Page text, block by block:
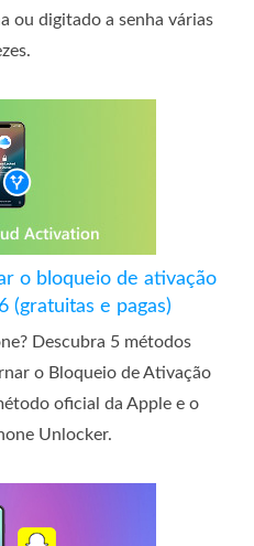
ou digitado a senha várias
o bloqueio de ativação
(gratuitas e pagas)
Descubra 5 métodos
o Bloqueio de Ativação
oficial da Apple e o
Unlocker.